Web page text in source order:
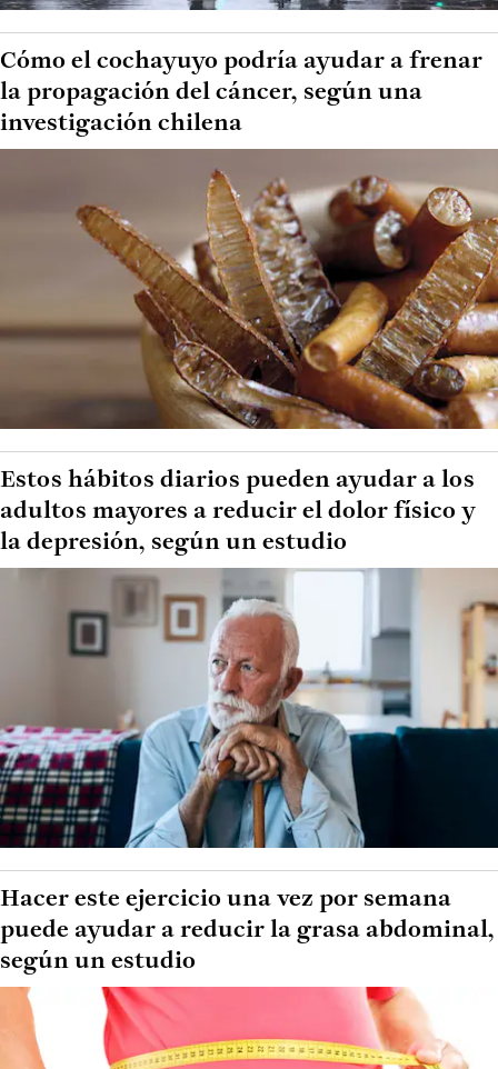
Cómo el cochayuyo podría ayudar a frenar
la propagación del cáncer, según una
investigación chilena
Estos hábitos diarios pueden ayudar a los
adultos mayores a reducir el dolor físico y
la depresión, según un estudio
Hacer este ejercicio una vez por semana
puede ayudar a reducir la grasa abdominal,
según un estudio